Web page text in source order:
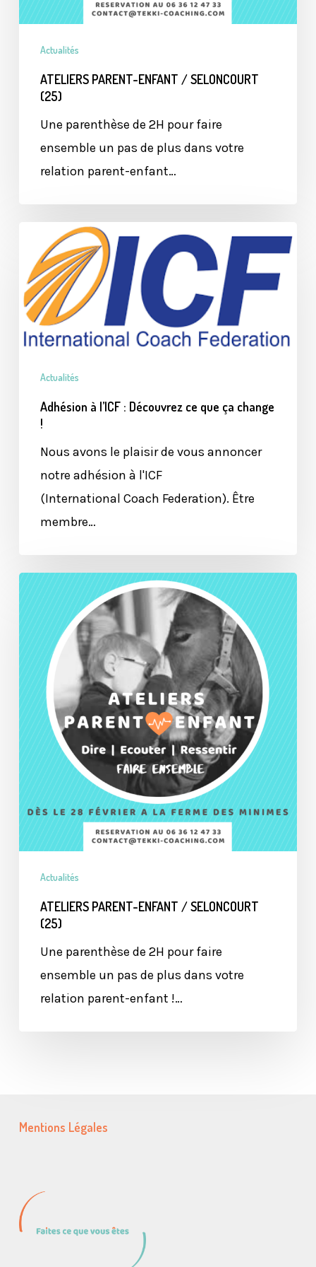
Actualités
ATELIERS PARENT-ENFANT / SELONCOURT
(25)
Une parenthèse de 2H pour faire
ensemble un pas de plus dans votre
relation parent-enfant…
Adhésion
l’ICF
Découvrez
ce
change
Actualités
Adhésion à l’ICF : Découvrez ce que ça change
!
Nous avons le plaisir de vous annoncer
notre adhésion à l'ICF
(International Coach Federation). Être
membre…
ATELIERS
PARENT-
ENFANT
/
SELONCOURT
(25)
Actualités
ATELIERS PARENT-ENFANT / SELONCOURT
(25)
Une parenthèse de 2H pour faire
ensemble un pas de plus dans votre
relation parent-enfant !…
Mentions Légales